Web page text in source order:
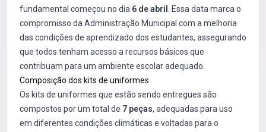
fundamental começou no dia 6 de abril
. Essa data marca o
compromisso da Administração Municipal com a melhoria
das condições de aprendizado dos estudantes, assegurando
que todos tenham acesso a recursos básicos que
contribuam para um ambiente escolar adequado.
Composição dos kits de uniformes
Os kits de uniformes que estão sendo entregues são
compostos por um total de 7 peças, adequadas para uso
em diferentes condições climáticas e voltadas para o